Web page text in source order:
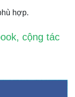
hợp.
cộng tác